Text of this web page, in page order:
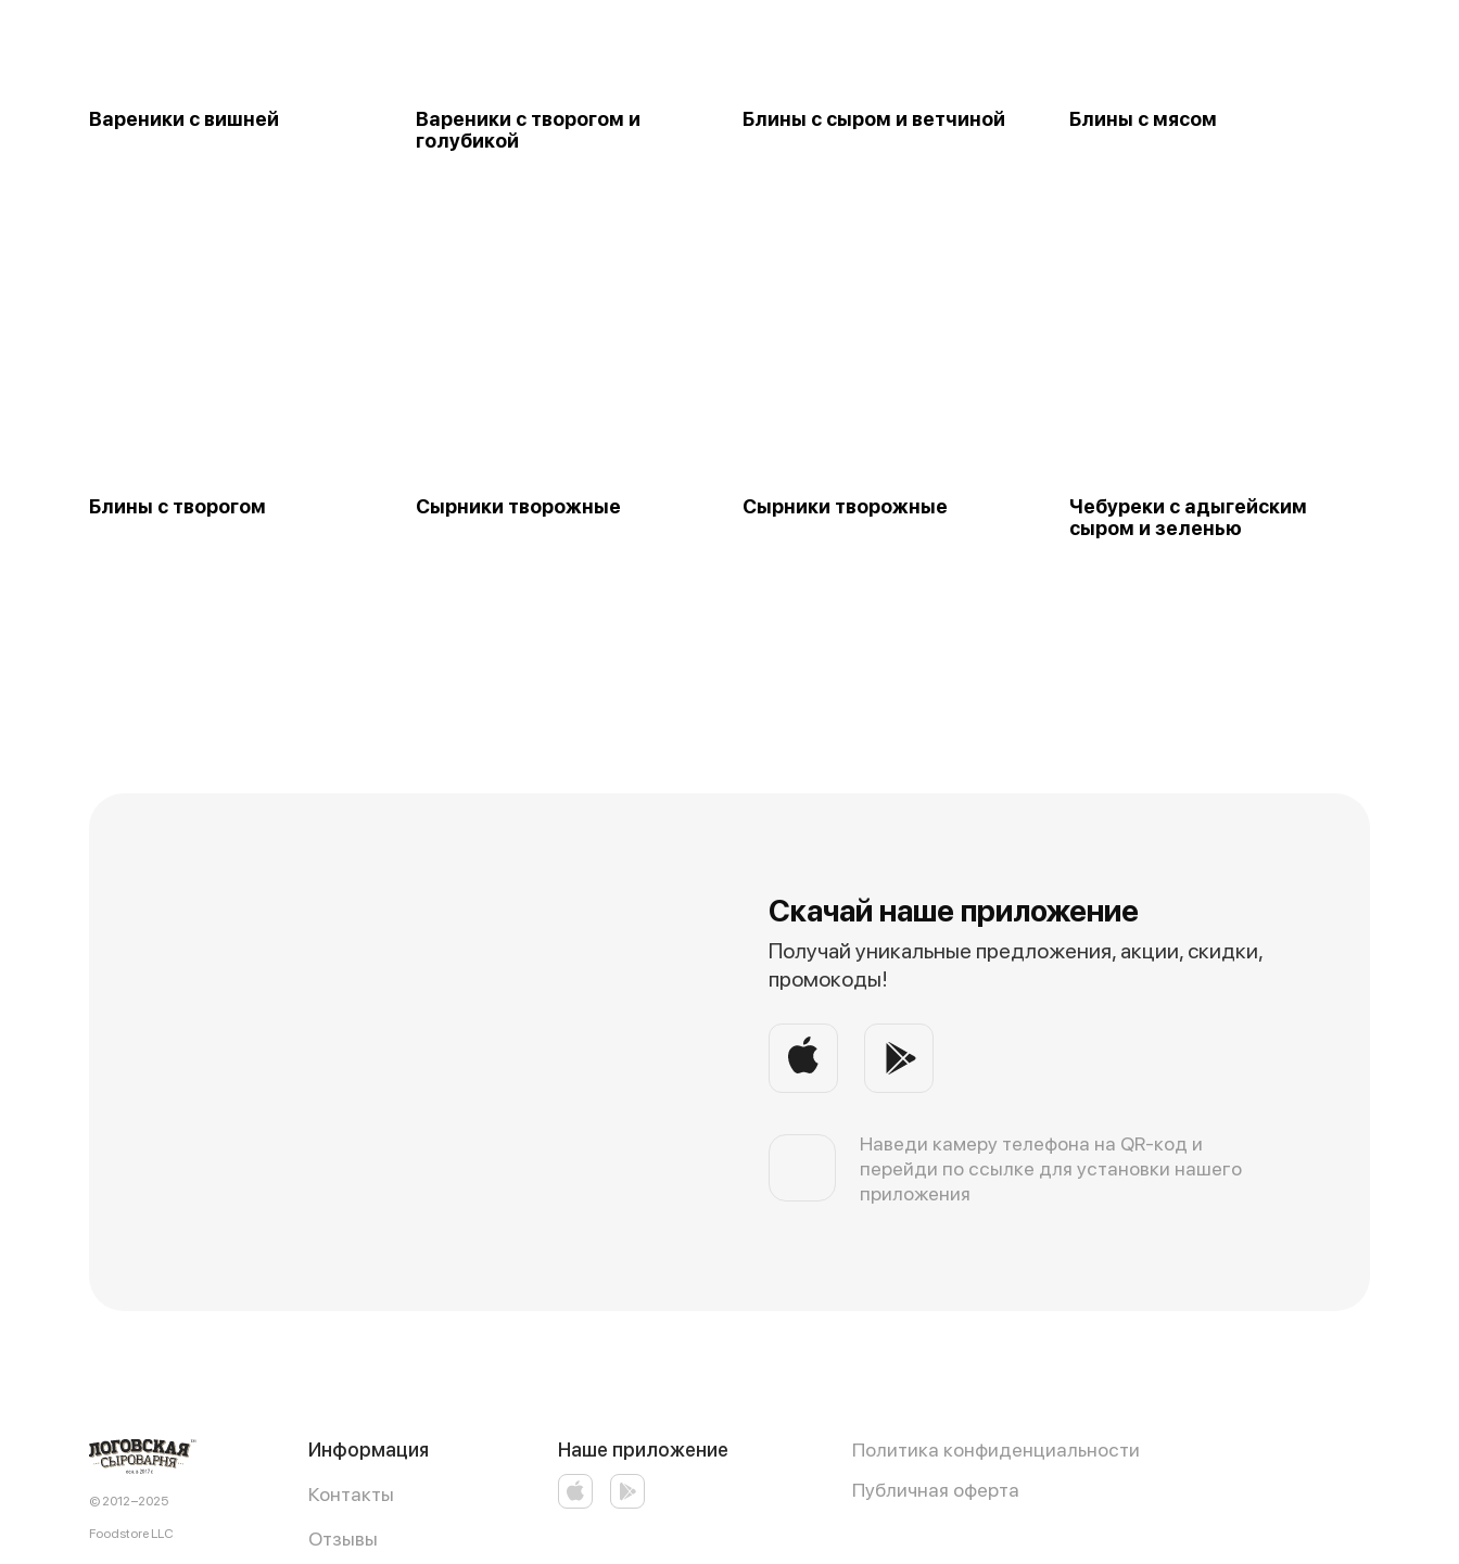
Вареники с вишней
Вареники с творогом и
голубикой
Блины с сыром и ветчиной Блины с мясом
Блины с творогом Сырники творожные Сырники творожные
Чебуреки с адыгейским
сыром и зеленью
Скачай наше приложение
Получай уникальные предложения, акции, скидки,
промокоды!
Наведи камеру телефона на QR-код и
перейди по ссылке для установки нашего
приложения
© 2012−2025
Foodstore LLC
Информация
Контакты
Отзывы
Наше приложение
Политика конфиденциальности
Публичная оферта